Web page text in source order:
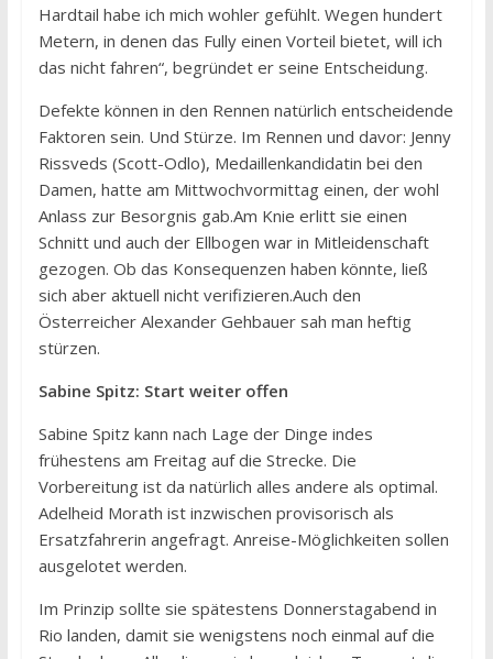
Hardtail habe ich mich wohler gefühlt. Wegen hundert
Metern, in denen das Fully einen Vorteil bietet, will ich
das nicht fahren“, begründet er seine Entscheidung.
Defekte können in den Rennen natürlich entscheidende
Faktoren sein. Und Stürze. Im Rennen und davor: Jenny
Rissveds (Scott-Odlo), Medaillenkandidatin bei den
Damen, hatte am Mittwochvormittag einen, der wohl
Anlass zur Besorgnis gab.Am Knie erlitt sie einen
Schnitt und auch der Ellbogen war in Mitleidenschaft
gezogen. Ob das Konsequenzen haben könnte, ließ
sich aber aktuell nicht verifizieren.Auch den
Österreicher Alexander Gehbauer sah man heftig
stürzen.
Sabine Spitz: Start weiter offen
Sabine Spitz kann nach Lage der Dinge indes
frühestens am Freitag auf die Strecke. Die
Vorbereitung ist da natürlich alles andere als optimal.
Adelheid Morath ist inzwischen provisorisch als
Ersatzfahrerin angefragt. Anreise-Möglichkeiten sollen
ausgelotet werden.
Im Prinzip sollte sie spätestens Donnerstagabend in
Rio landen, damit sie wenigstens noch einmal auf die